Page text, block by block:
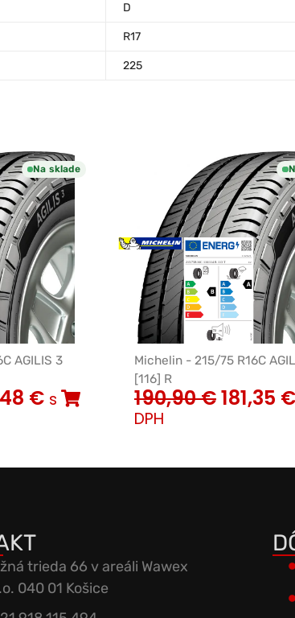
D
R17
225
Na sklade
AGILIS 3
€ s
Michelin - 215/75 R16C
[116] R
190,90€181,35 €
DPH
trieda 66 v areáli Wawex
040 01 Košice